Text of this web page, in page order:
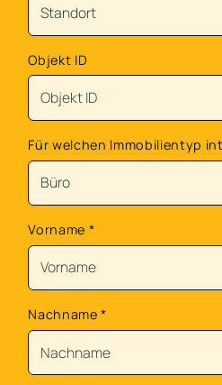
Objekt ID
Für welchen Immobilientyp
Vorname *
Nachname*